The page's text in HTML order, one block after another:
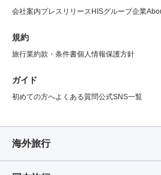
会社案内プレスリリース HISグループ企業
規約
旅行業約款・条件書個人情報保護方針
ガイド
初めての方へよくある質問公式SNS一覧
海外旅行